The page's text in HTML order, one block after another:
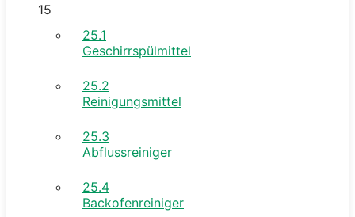
15
25.1
Geschirrspülmittel
25.2
Reinigungsmittel
25.3
Abflussreiniger
25.4
Backofenreiniger